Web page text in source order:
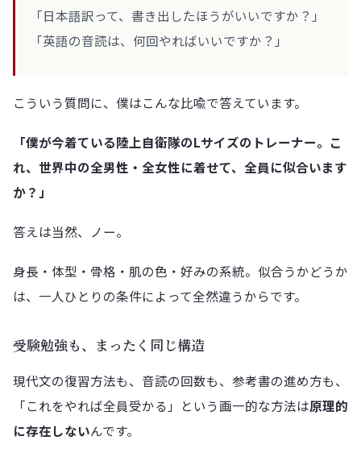
「日本語訳って、書き出したほうがいいですか？」
「英語の音読は、何回やればいいですか？」
こういう質問に、僕はこんな比喩で答えています。
「僕が今着ている陸上自衛隊のLサイズのトレーナー。こ
れ、世界中の全男性・全女性に着せて、全員に似合います
か？」
答えは当然、ノー。
身長・体型・骨格・肌の色・好みの系統。似合うかどうか
は、一人ひとりの条件によって全然違うからです。
受験勉強も、まったく同じ構造
現代文の復習方法も、音読の回数も、参考書の進め方も、
「これをやれば全員受かる」という画一的な方法は原理的
に存在しないんです。